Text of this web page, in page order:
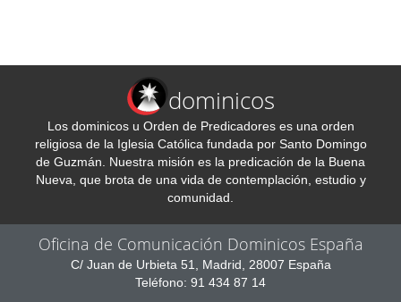
dominicos
Los dominicos u Orden de Predicadores es una orden
religiosa de la Iglesia Católica fundada por Santo Domingo
de Guzmán. Nuestra misión es la predicación de la Buena
Nueva, que brota de una vida de contemplación, estudio y
comunidad.
Oficina de Comunicación Dominicos España
C/ Juan de Urbieta 51, Madrid, 28007 España
Teléfono: 91 434 87 14